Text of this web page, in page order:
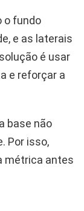
o fundo
e as laterais
é usar
e reforçar a
base não
Por isso,
métrica antes